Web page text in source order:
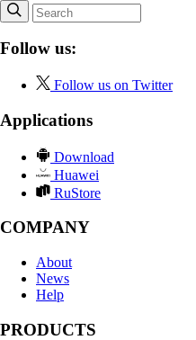
Follow us:
Follow us on Twitter
Applications
Download
Huawei
RuStore
COMPANY
About
News
Help
PRODUCTS